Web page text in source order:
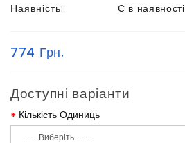
Наявність:
Є в наявності
774 Грн.
Доступні варіанти
Кількість Одиниць